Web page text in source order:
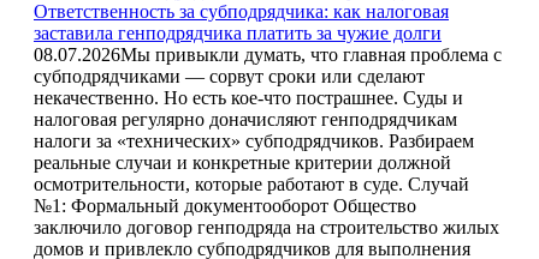
Ответственность за субподрядчика: как налоговая
заставила генподрядчика платить за чужие долги
08.07.2026Мы привыкли думать, что главная проблема с
субподрядчиками — сорвут сроки или сделают
некачественно. Но есть кое-что пострашнее. Суды и
налоговая регулярно доначисляют генподрядчикам
налоги за «технических» субподрядчиков. Разбираем
реальные случаи и конкретные критерии должной
осмотрительности, которые работают в суде. Случай
№1: Формальный документооборот Общество
заключило договор генподряда на строительство жилых
домов и привлекло субподрядчиков для выполнения